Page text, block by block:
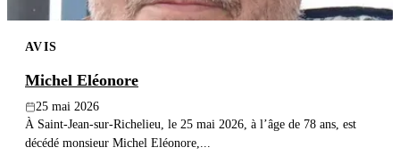
AVIS
Michel Eléonore
25 mai 2026
À Saint-Jean-sur-Richelieu, le 25 mai 2026, à l’âge de 78 ans, est
décédé monsieur Michel Eléonore,...